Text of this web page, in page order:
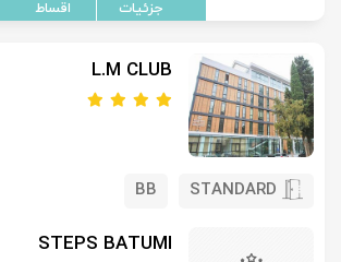
L.M CLUB
STANDARD
BB
STEPS BATUMI